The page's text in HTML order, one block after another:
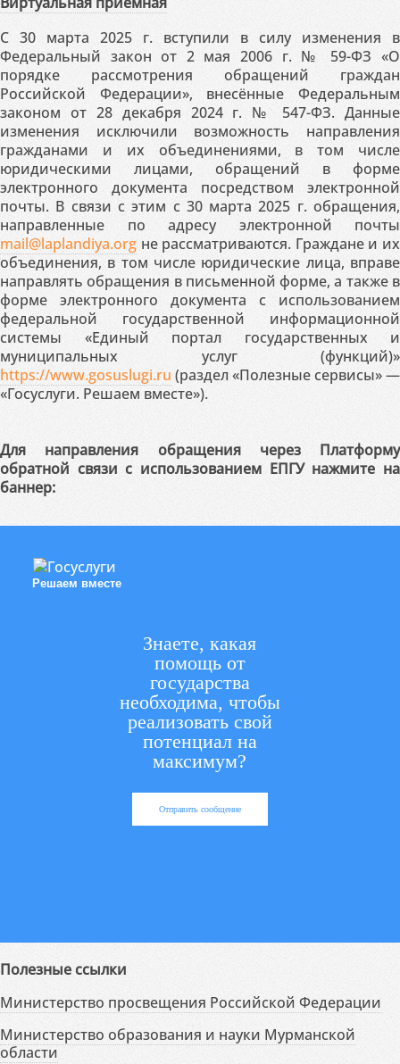
С 30 марта 2025 г. вступили в силу изменения в
Федеральный закон от 2 мая 2006 г. № 59-ФЗ «О
порядке рассмотрения обращений граждан
Российской Федерации», внесённые Федеральным
законом от 28 декабря 2024 г. № 547-ФЗ. Данные
изменения исключили возможность направления
гражданами и их объединениями, в том числе
юридическими лицами, обращений в форме
электронного документа посредством электронной
почты. В связи с этим с 30 марта 2025 г. обращения,
направленные по адресу электронной почты
mail@laplandiya.org не рассматриваются. Граждане и их
объединения, в том числе юридические лица, вправе
направлять обращения в письменной форме, а также в
форме электронного документа с использованием
федеральной государственной информационной
системы «Единый портал государственных и
муниципальных услуг (функций)»
https://www.gosuslugi.ru (раздел «Полезные сервисы» —
«Госуслуги. Решаем вместе»).
Для направления обращения через Платформу
обратной связи с использованием ЕПГУ нажмите на
баннер:
Решаем вместе
Знаете, какая
помощь от
государства
необходима, чтобы
реализовать свой
потенциал на
максимум?
Отправить сообщение
Полезные ссылки
Министерство просвещения Российской Федерации
Министерство образования и науки Мурманской
области